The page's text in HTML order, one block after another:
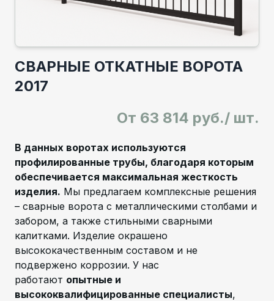
СВАРНЫЕ ОТКАТНЫЕ ВОРОТА
2017
От 63 814 руб./ шт.
В данных воротах используются
профилированные трубы, благодаря которым
обеспечивается максимальная жесткость
изделия. Мы предлагаем комплексные решения
– сварные ворота с металлическими столбами и
забором, а также стильными сварными
калитками. Изделие окрашено
высококачественным составом и не
подвержено коррозии. У нас
работают опытные и
высококвалифицированные специалисты,